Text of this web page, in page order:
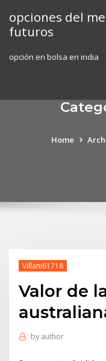
content
opciones del
futuros
opción en bolsa en india
Home
Villani61718
Valor de
by author